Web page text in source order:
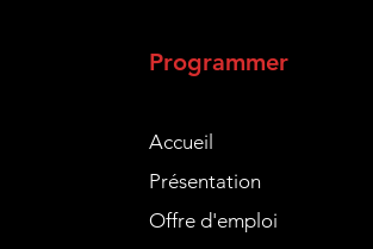
Programmer
Accueil
Présentation
Offre d'emploi